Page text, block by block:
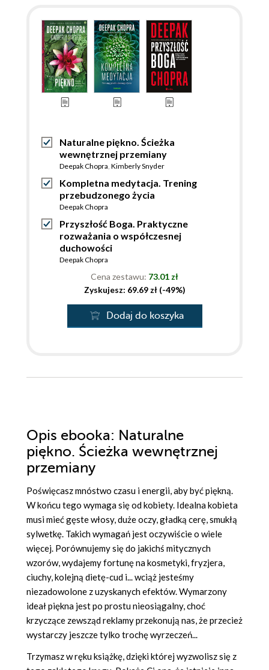
Naturalne piękno. Ścieżka
wewnętrznej przemiany
Deepak Chopra, Kimberly Snyder
Kompletna medytacja. Trening
przebudzonego życia
Deepak Chopra
Przyszłość Boga. Praktyczne
rozważania o współczesnej
duchowości
Deepak Chopra
Cena zestawu: 73.01 zł
Zyskujesz: 69.69 zł (-49%)
Dodaj do koszyka
Opis ebooka: Naturalne
piękno. Ścieżka wewnętrznej
przemiany
Poświęcasz mnóstwo czasu i energii, aby być piękną.
W końcu tego wymaga się od kobiety. Idealna kobieta
musi mieć gęste włosy, duże oczy, gładką cerę, smukłą
sylwetkę. Takich wymagań jest oczywiście o wiele
więcej. Porównujemy się do jakichś mitycznych
wzorów, wydajemy fortunę na kosmetyki, fryzjera,
ciuchy, kolejną dietę-cud i... wciąż jesteśmy
niezadowolone z uzyskanych efektów. Wymarzony
ideał piękna jest po prostu nieosiągalny, choć
krzyczące zewsząd reklamy przekonują nas, że przecież
wystarczy jeszcze tylko trochę wyrzeczeń...
Trzymasz w ręku książkę, dzięki której wyzwolisz się z